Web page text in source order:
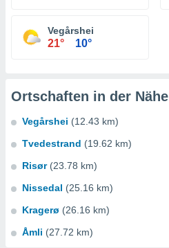
Vegårshei
21° 10°
Ortschaften in der Nähe
Vegårshei (12.43 km)
Tvedestrand (19.62 km)
Risør (23.78 km)
Nissedal (25.16 km)
Kragerø (26.16 km)
Åmli (27.72 km)